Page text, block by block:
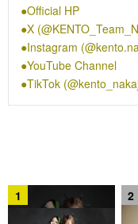
ー。
2025年1月には自身初
人を動員。5月にはTV
テーマを収録した1st
には全国7都市12公演
2ndシングル「IDOLIC
ソロ初の3冠を達成。
「”IDOL1ST 中島健人
は台北・バンコク・
Official HP
X
Instagram
YouTube Channel
TikTok
1 2